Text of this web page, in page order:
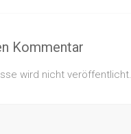
Kommentar
wird nicht veröffentlicht.